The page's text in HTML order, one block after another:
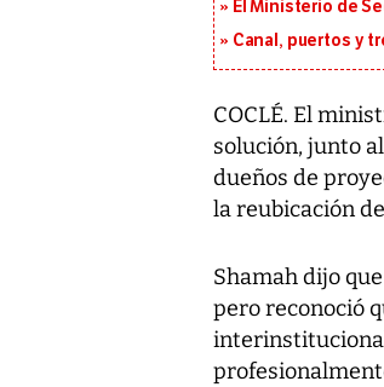
El Ministerio de
Canal, puertos y
COCLÉ. El
solución, junto
dueños de
la reubicación
Shamah dijo
pero reconoció